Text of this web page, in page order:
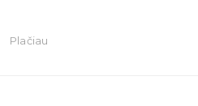
Plačiau